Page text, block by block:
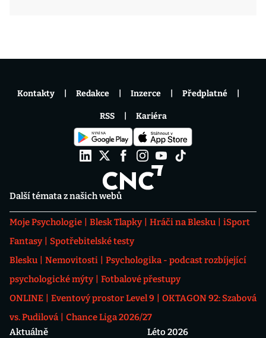
Další témata z našich webů
Moje Psychologie Blesk Tlapky Hráči na Blesku
iSport
Fantasy
Spotřebitelské testy
Blesku
Nemovitosti
Psychologika - podcast rozbíjející
psychologické mýty
Fotbalové přestupy
ONLINE
Eventový prostor Level 9
OKTAGON 92: Szabová
vs. Pudilová
Chance Liga 2026/27
Aktuálně
Léto 2026
Kontakty Redakce Inzerce Předplatné
RSS Kariéra